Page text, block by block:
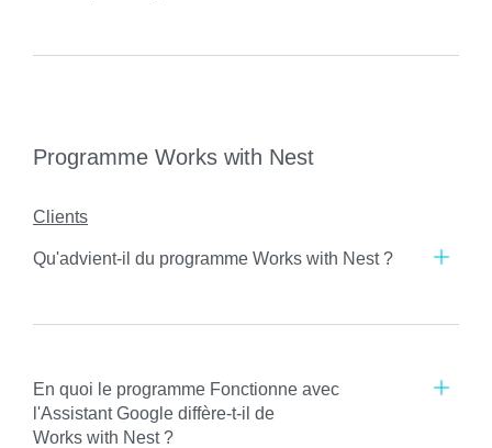
Programme Works with Nest
Clients
Qu'advient-il du programme Works with Nest ?
En quoi le programme Fonctionne avec
l'Assistant Google diffère-t-il de
Works with Nest ?